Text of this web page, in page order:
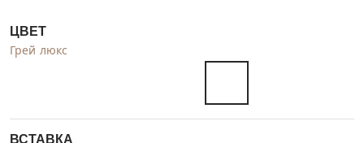
ЦВЕТ
Грей люкс
ВСТАВКА